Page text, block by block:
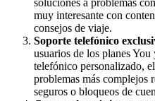
soluciones a problemas
muy interesante con
consejos de viaje.
Soporte telefónico
usuarios de los planes
telefónico personalizado,
problemas más complejos
seguros o bloqueos de